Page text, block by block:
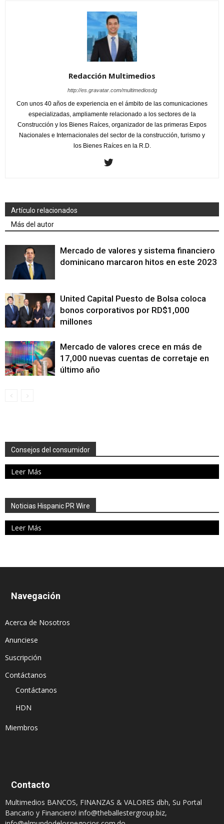
Redacción Multimedios
http://es.gravatar.com/multimediosdg
Con unos 40 años de experiencia en el ámbito de las comunicaciones
especializadas, ampliamente relacionado a los sectores de la
Construcción y los Bienes Raíces, organizador de las primeras Expos
Nacionales e Internacionales del sector de la construcción, turismo y
los Bienes Raíces en la R.D.
Artículo relacionados
Más del autor
Mercado de valores y sistema financiero
dominicano marcaron hitos en este 2023
United Capital Puesto de Bolsa coloca
bonos corporativos por RD$1,000
millones
Mercado de valores crece en más de
17,000 nuevas cuentas de corretaje en
último año
Consejos del consumidor
Leer Más
Noticias Hispanic PR Wire
Leer Más
Navegación
Acerca de Nosotros
Anunciese
Suscripción
Contáctanos
Contáctanos
HDN
Miembros
Contacto
Multimedios BANCOS, FINANZAS & VALORES dbh, Su Portal
Bancario y Financiero! info@theballestergroup.biz,